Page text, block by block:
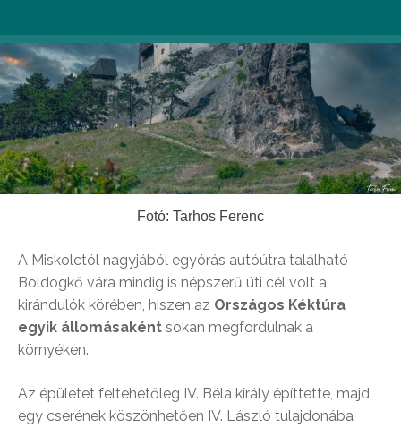
Fotó: Tarhos Ferenc
A Miskolctól nagyjából egyórás autóútra található
Boldogkő vára mindig is népszerű úti cél volt a
kirándulók körében, hiszen az Országos Kéktúra
egyik állomásaként sokan megfordulnak a
környéken.
Az épületet feltehetőleg IV. Béla király építtette, majd
egy cserének köszönhetően IV. László tulajdonába